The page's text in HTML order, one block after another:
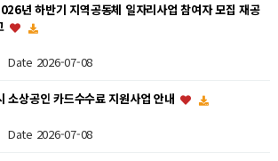
년 하반기 지역공동체 일자리사업 참여자 모집 재공
Date 2026-07-08
소상공인 카드수수료 지원사업 안내
Date 2026-07-08